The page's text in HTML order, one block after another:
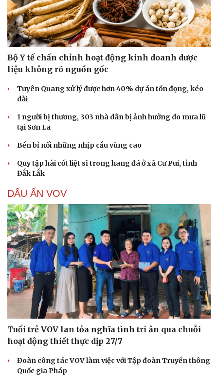
Bộ Y tế chấn chỉnh hoạt động kinh doanh dược
liệu không rõ nguồn gốc
Tuyên Quang xử lý được hơn 40% dự án tồn đọng, kéo
dài
1 người bị thương, 303 nhà dân bị ảnh hưởng do mưa lũ
tại Sơn La
Bền bỉ nối những nhịp cầu vùng cao
Quy tập hài cốt liệt sĩ trong hang đá ở xã Cư Pui, tỉnh
Đắk Lắk
DẤU ẤN VOV
Tuổi trẻ VOV lan tỏa nghĩa tình tri ân qua chuỗi
hoạt động thiết thực dịp 27/7
Đoàn công tác VOV làm việc với Tập đoàn Truyền thông
Quốc gia Pháp